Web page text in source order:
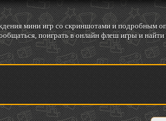
мини игр со скриншотами и подробным
поиграть в онлайн флеш игры и